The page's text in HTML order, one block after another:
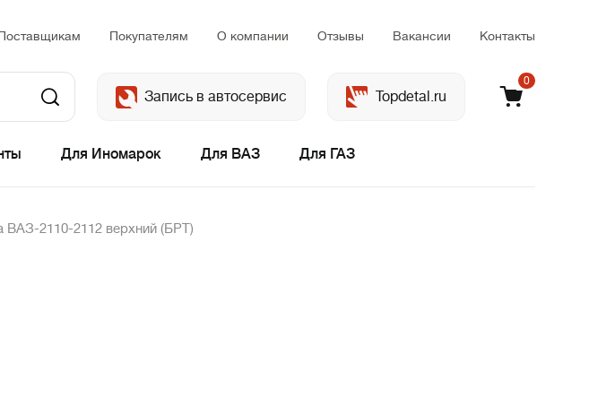
Покупателям О компании Отзывы Вакансии Контакты
Запись в автосервис Topdetal.ru
0
Для Иномарок Для ВАЗ Для ГАЗ
ВАЗ-2110-2112 верхний (БРТ)